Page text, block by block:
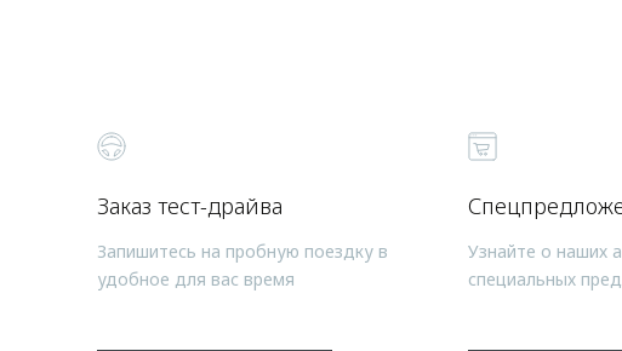
Заказ тест-драйва
Запишитесь на пробную поездку в
удобное для вас время
Узнайте о наших
специальных